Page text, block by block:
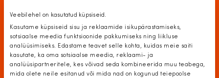
Veebilehel on kasutatud küpsiseid.
Kasutame küpsiseid sisu ja reklaamide isikupärastamiseks,
sotsiaalse meedia funktsioonide pakkumiseks ning liikluse
analüüsimiseks. Edastame teavet selle kohta, kuidas meie saiti
kasutate, ka oma sotsiaalse meedia, reklaami- ja
analüüsipartneritele, kes võivad seda kombineerida muu teabega,
mida olete neile esitanud või mida nad on kogunud teiepoolse